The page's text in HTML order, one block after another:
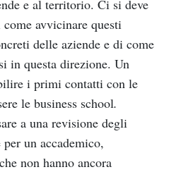
e al territorio. Ci si deve
avvicinare questi
delle aziende e di come
in questa direzione. Un
i primi contatti con le
le business school.
a una revisione degli
un accademico,
non hanno ancora